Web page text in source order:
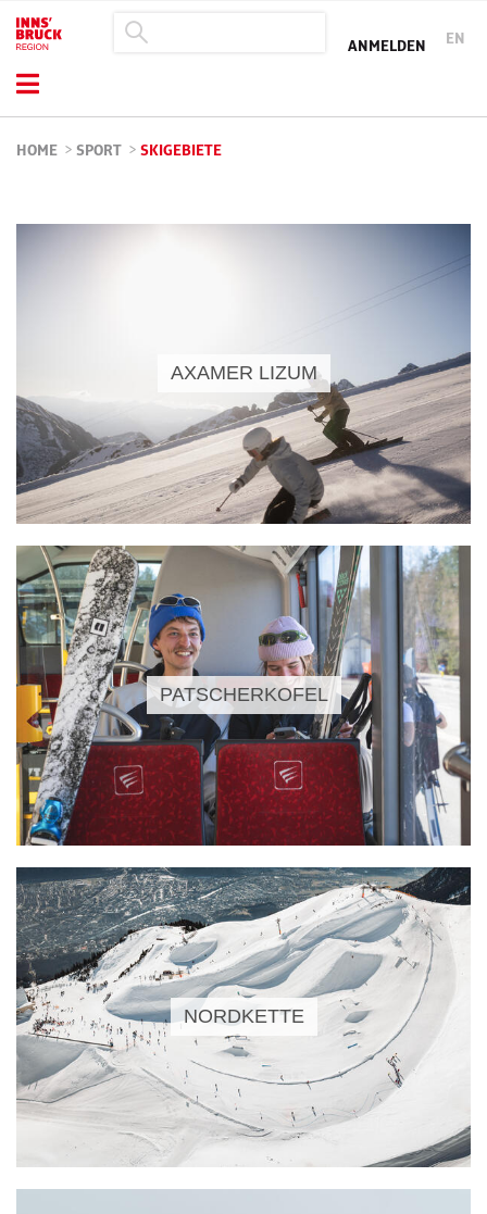
ANMELDEN EN
HOME > SPORT > SKIGEBIETE
AXAMER LIZUM
PATSCHERKOFEL
NORDKETTE